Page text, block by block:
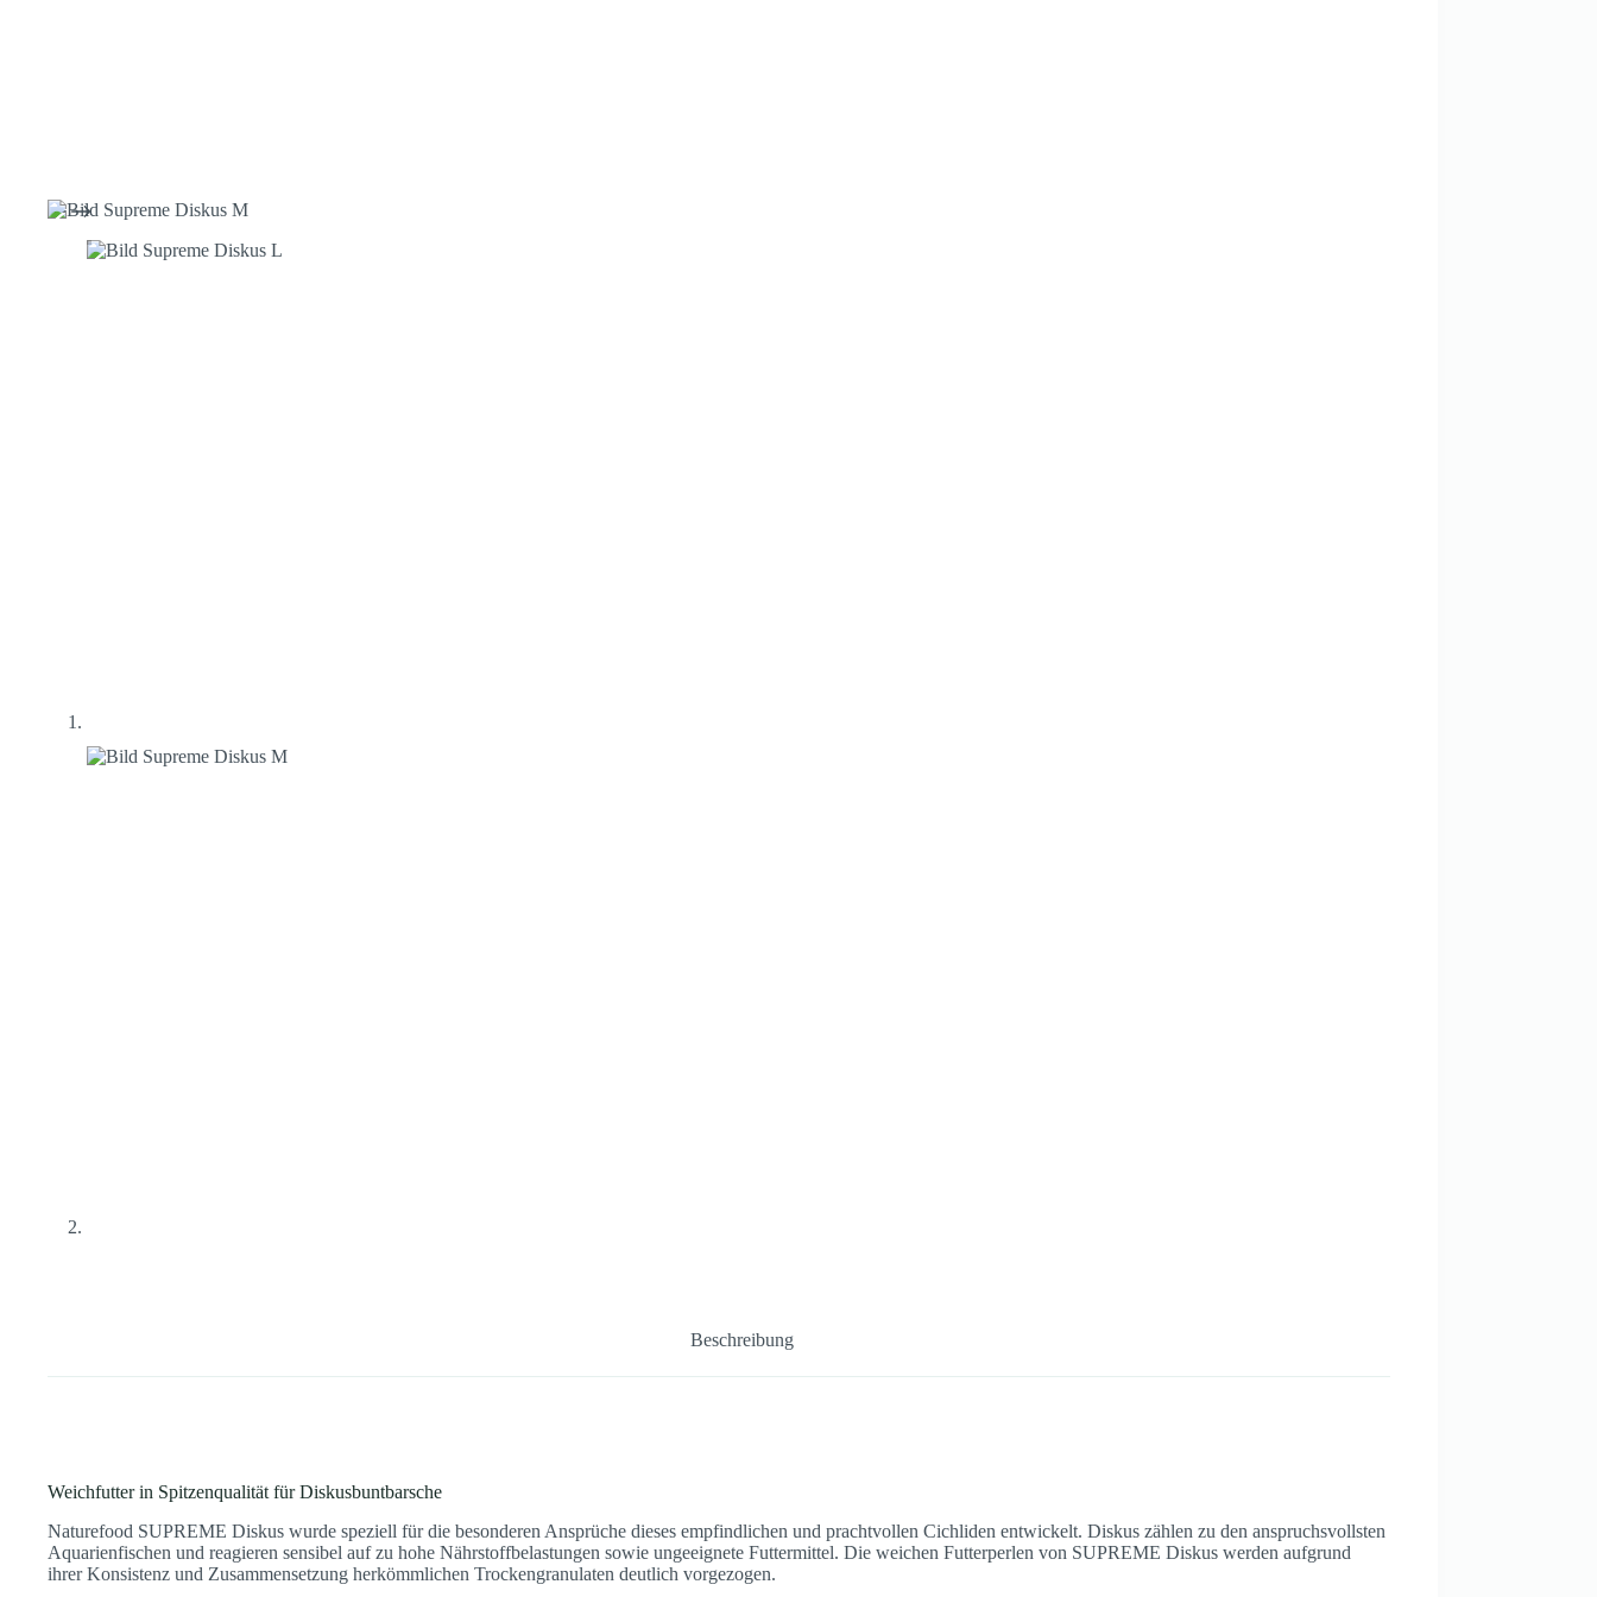
Beschreibung
Weichfutter in Spitzenqualität für Diskusbuntbarsche
Naturefood SUPREME Diskus wurde speziell für die besonderen Ansprüche dieses empfindlichen und prachtvollen Cichliden entwickelt. Diskus zählen zu den anspruchsvollsten
Aquarienfischen und reagieren sensibel auf zu hohe Nährstoffbelastungen sowie ungeeignete Futtermittel. Die weichen Futterperlen von SUPREME Diskus werden aufgrund
ihrer Konsistenz und Zusammensetzung herkömmlichen Trockengranulaten deutlich vorgezogen.